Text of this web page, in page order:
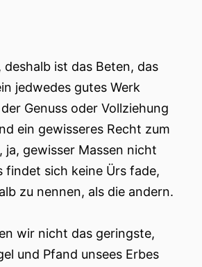
ist das Beten, das
jedwedes gutes Werk
Genuss oder Vollziehung
ein gewisseres Recht zum
ja, gewisser Massen nicht
findet sich keine Ürs fade,
zu nennen, als die andern.
wir nicht das geringste,
und Pfand unsees Erbes